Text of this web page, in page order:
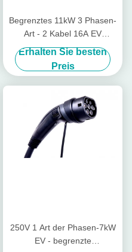
Begrenztes 11kW 3 Phasen-
Art - 2 Kabel 16A EV
Standardverbindungsstück
aufladend
Erhalten Sie besten
Preis
250V 1 Art der Phasen-7kW
EV - begrenzte